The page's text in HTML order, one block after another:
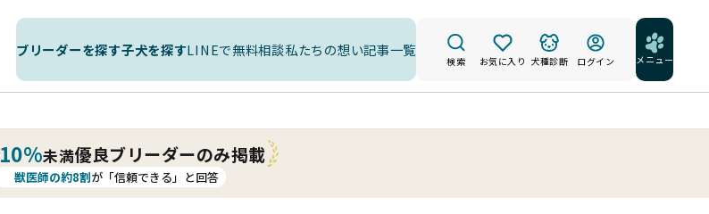
ブリーダーを探す子犬を探すLINEで無料相談私たちの想い記事一覧
検索 お気に入り 犬種診断 ログイン メニュー
10%未満優良ブリーダーのみ掲載
獣医師の約8割が「信頼できる」と回答